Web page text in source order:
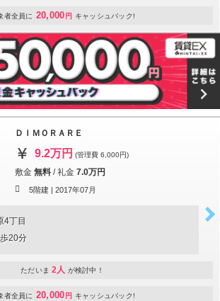
者全員に 20,000 円 キャッシュバック!
ＤＩＭＯＲＡＲＥ
9.2万円 (管理費 6,000円)
敷金 無料 /礼金 7.0万円
5階建 | 2017年07月
4丁目
20分
ただいま 2人 が検討中！
者全員に 20,000 円 キャッシュバック!